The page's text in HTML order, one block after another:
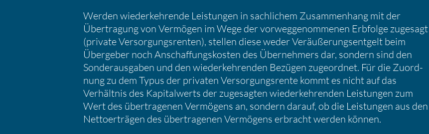
Werden wieder­keh­rende Leistungen in sachli­chem Zusam­men­hang mit der
Übertra­gung von Vermögen im Wege der vorweg­ge­nom­menen Erbfolge zugesagt
(private Versor­gungs­renten), stellen diese weder Veräu­ße­rungs­ent­gelt beim
Übergeber noch Anschaf­fungs­kosten des Überneh­mers dar, sondern sind den
Sonder­aus­gaben und den wieder­keh­renden Bezügen zugeordnet. Für die Zuord­
nung zu dem Typus der privaten Versor­gungs­rente kommt es nicht auf das
Verhältnis des Kapital­werts der zugesagten wieder­keh­renden Leistungen zum
Wert des übertra­genen Vermö­gens an, sondern darauf, ob die Leistungen aus den
Netto­er­trägen des übertra­genen Vermö­gens erbracht werden können.